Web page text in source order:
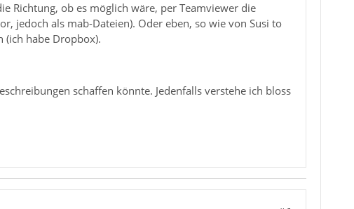
Richtung, ob es möglich wäre, per Teamviewer die
jedoch als mab-Dateien). Oder eben, so wie von Susi to
(ich habe Dropbox).
schaffen könnte. Jedenfalls verstehe ich bloss